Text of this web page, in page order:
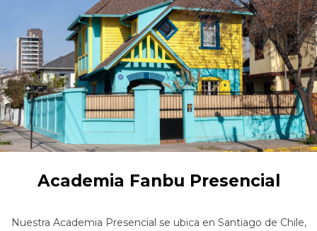
Academia Fanbu Presencial
Nuestra Academia Presencial se ubica en Santiago de Chile,